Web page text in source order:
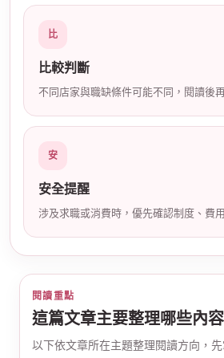
比
比較判斷
不同店家與職缺條件可能不同，閱讀後
安
安全提醒
涉及求職或消費時，優先確認制度、費
閱讀重點
這篇文章主要整理哪些內
以下依文章所在主題整理閱讀方向，